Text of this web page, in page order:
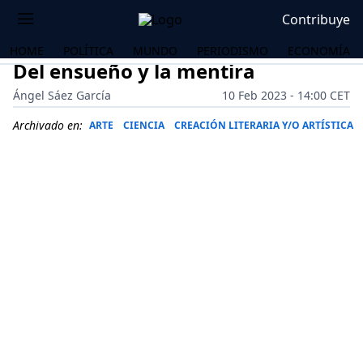
Contribuye
HOME POLÍTICA MUNDO PERIODISMO ECONOMÍA
Del ensueño y la mentira
Ángel Sáez García
10 Feb 2023 - 14:00 CET
Archivado en: ARTE CIENCIA CREACIÓN LITERARIA Y/O ARTÍSTICA